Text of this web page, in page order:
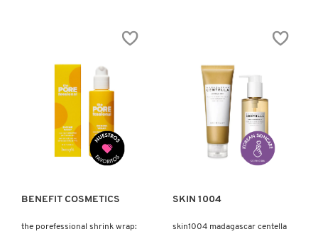
Ver más
BENEFIT COSMETICS
the porefessional shrink wrap:
Ver más
SKIN 1004
skin1004 madagascar centella